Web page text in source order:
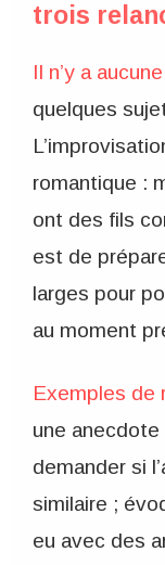
trois
Il n’y a
quelques
romantique :
ont des fils
est de
larges pour
au moment
Exemples de
une
demander si
similaire ;
eu avec des